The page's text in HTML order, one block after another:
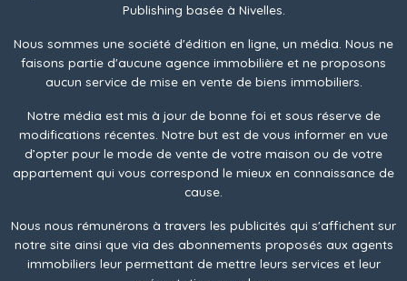
Publishing basée à Nivelles.
Nous sommes une société d'édition en ligne, un média. Nous ne
faisons partie d'aucune agence immobilière et ne proposons
aucun service de mise en vente de biens immobiliers.
Notre média est mis à jour de bonne foi et sous réserve de
modifications récentes. Notre but est de vous informer en vue
d’opter pour le mode de vente de votre maison ou de votre
appartement qui vous correspond le mieux en connaissance de
cause.
Nous nous rémunérons à travers les publicités qui s'affichent sur
notre site ainsi que via des abonnements proposés aux agents
immobiliers leur permettant de mettre leurs services et leur